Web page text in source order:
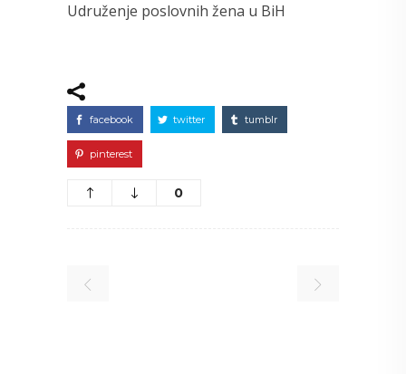
Udruženje poslovnih žena u BiH
facebook twitter tumblr
pinterest
0